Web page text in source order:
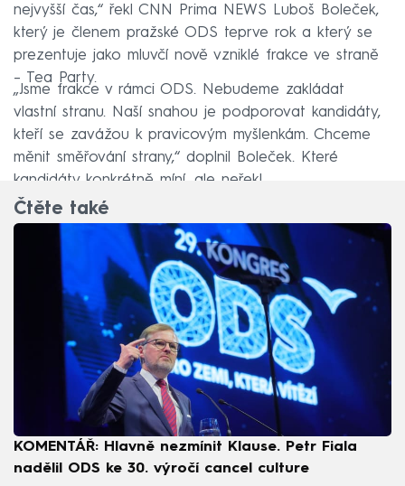
nejvyšší čas,“ řekl CNN Prima NEWS Luboš Boleček,
který je členem pražské ODS teprve rok a který se
prezentuje jako mluvčí nově vzniklé frakce ve straně
– Tea Party.
„Jsme frakce v rámci ODS. Nebudeme zakládat
vlastní stranu. Naší snahou je podporovat kandidáty,
kteří se zavážou k pravicovým myšlenkám. Chceme
měnit směřování strany,“ doplnil Boleček. Které
kandidáty konkrétně míní, ale neřekl.
Čtěte také
KOMENTÁŘ: Hlavně nezmínit Klause. Petr Fiala
nadělil ODS ke 30. výročí cancel culture